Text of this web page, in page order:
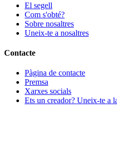
El segell
Com s'obté?
Sobre nosaltres
Uneix-te a nosaltres
Contacte
Pàgina de contacte
Premsa
Xarxes socials
Ets un creador? Uneix-te a